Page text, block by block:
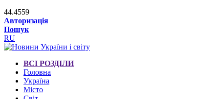
44.4559
Авторизація
Пошук
RU
ВСІ РОЗДІЛИ
Головна
Україна
Місто